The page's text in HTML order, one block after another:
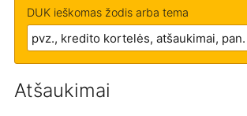
DUK ieškomas žodis arba tema
Atšaukimai